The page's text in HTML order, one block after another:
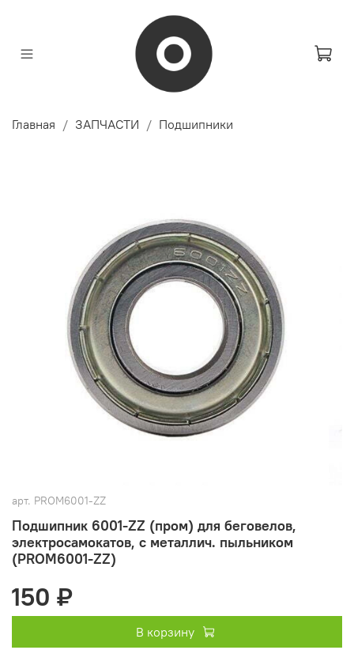
Главная ЗАПЧАСТИ Подшипники
арт. PROM6001-ZZ
Подшипник 6001-ZZ (пром) для беговелов,
электросамокатов, с металлич. пыльником
(PROM6001-ZZ)
150 ₽
В корзину